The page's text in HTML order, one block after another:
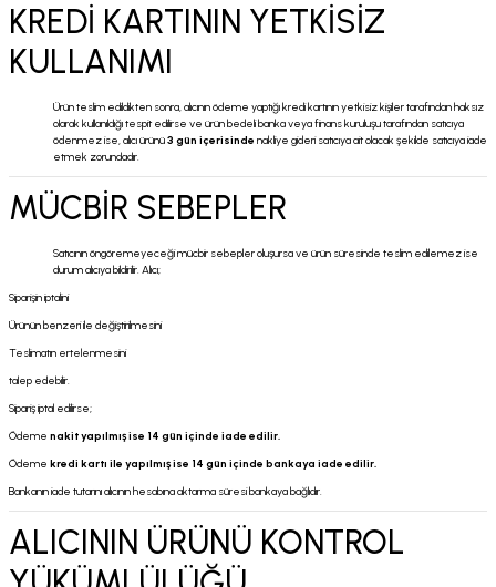
KREDİ KARTININ YETKİSİZ
KULLANIMI
Ürün teslim edildikten sonra, alıcının ödeme yaptığı kredi kartının yetkisiz kişiler tarafından haksız
olarak kullanıldığı tespit edilirse ve ürün bedeli banka veya finans kuruluşu tarafından satıcıya
ödenmez ise, alıcı ürünü3 gün içerisinde nakliye gideri satıcıya ait olacak şekilde satıcıya iade
etmek zorundadır.
MÜCBİR SEBEPLER
Satıcının öngöremeyeceği mücbir sebepler oluşursa ve ürün süresinde teslim edilemez ise
durum alıcıya bildirilir. Alıcı;
Siparişin iptalini
Ürünün benzeri ile değiştirilmesini
Teslimatın ertelenmesini
talep edebilir.
Sipariş iptal edilirse;
Ödeme nakit yapılmış ise 14 gün içinde iade edilir.
Ödeme kredi kartı ile yapılmış ise 14 gün içinde bankaya iade edilir.
Bankanın iade tutarını alıcının hesabına aktarma süresi bankaya bağlıdır.
ALICININ ÜRÜNÜ KONTROL